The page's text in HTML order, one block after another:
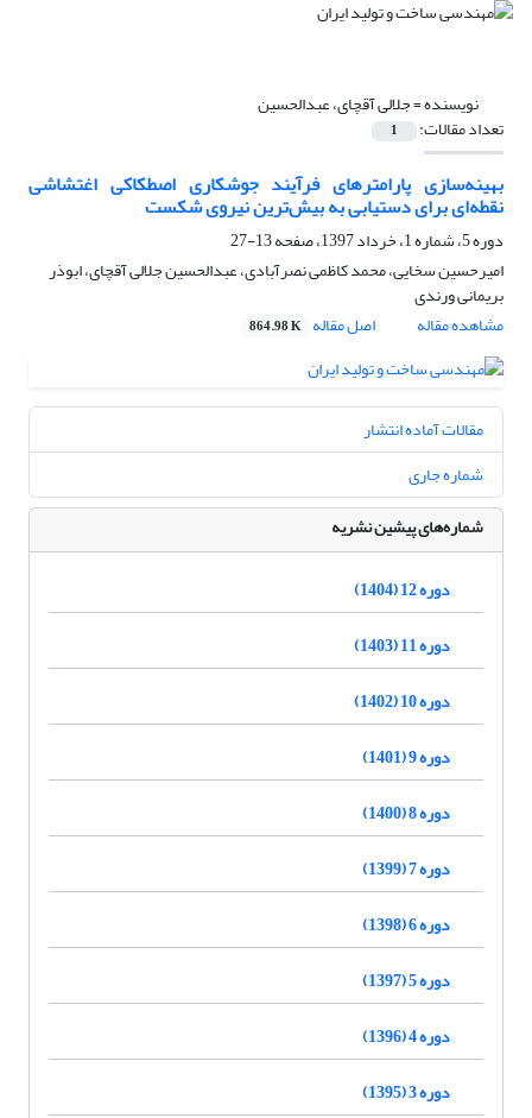
نویسنده =جلالی آقچای، عبدالحسین
تعداد مقالات: 1
بهینه‌سازی پارامترهای فرآیند جوشکاری اصطکاکی اغتشاشی
نقطه‌ای برای دستیابی به بیش‌ترین نیروی شکست
دوره 5، شماره 1، خرداد 1397، صفحه
13-27
امیرحسین سخایی، محمد کاظمی نصرآبادی، عبدالحسین جلالی آقچای، ابوذر
بریمانی ورندی
مشاهده مقاله
اصل مقاله 864.98 K
مقالات آماده انتشار
شماره جاری
شماره‌های پیشین نشریه
دوره 12 (1404)
دوره 11 (1403)
دوره 10 (1402)
دوره 9 (1401)
دوره 8 (1400)
دوره 7 (1399)
دوره 6 (1398)
دوره 5 (1397)
دوره 4 (1396)
دوره 3 (1395)